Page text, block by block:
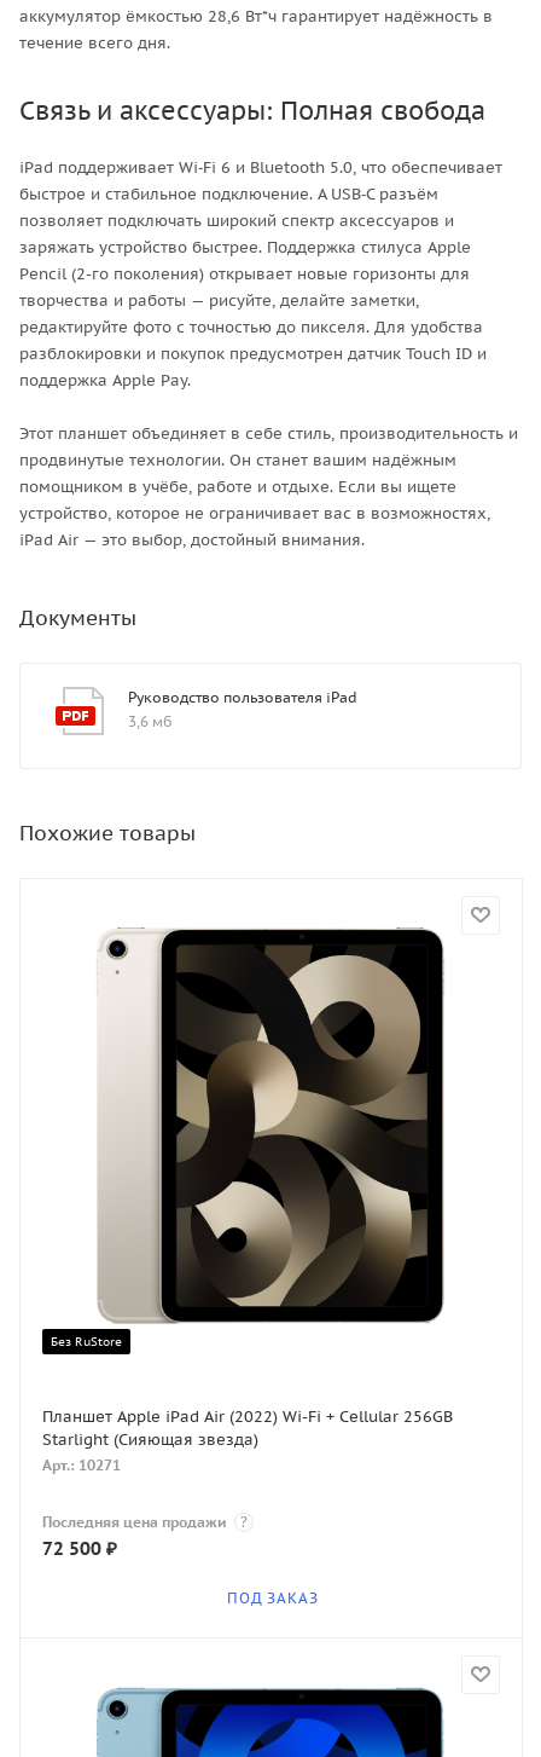
аккумулятор ёмкостью 28,6 Вт*ч гарантирует надёжность в
течение всего дня.
Связь и аксессуары: Полная свобода
iPad поддерживает Wi‑Fi 6 и Bluetooth 5.0, что обеспечивает
быстрое и стабильное подключение. А USB‑C разъём
позволяет подключать широкий спектр аксессуаров и
заряжать устройство быстрее. Поддержка стилуса Apple
Pencil (2-го поколения) открывает новые горизонты для
творчества и работы — рисуйте, делайте заметки,
редактируйте фото с точностью до пикселя. Для удобства
разблокировки и покупок предусмотрен датчик Touch ID и
поддержка Apple Pay.
Этот планшет объединяет в себе стиль, производительность и
продвинутые технологии. Он станет вашим надёжным
помощником в учёбе, работе и отдыхе. Если вы ищете
устройство, которое не ограничивает вас в возможностях,
iPad Air — это выбор, достойный внимания.
Документы
Руководство пользователя iPad
3,6 мб
Похожие товары
Без RuStore
Планшет Apple iPad Air (2022) Wi-Fi + Cellular 256GB
Starlight (Сияющая звезда)
Арт.: 10271
Последняя цена продажи ?
72 500 ₽
ПОД ЗАКАЗ